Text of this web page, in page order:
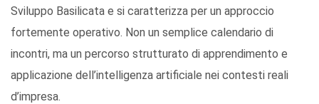
Sviluppo Basilicata e si caratterizza per un approccio
fortemente operativo. Non un semplice calendario di
incontri, ma un percorso strutturato di apprendimento e
applicazione dell’intelligenza artificiale nei contesti reali
d’impresa.